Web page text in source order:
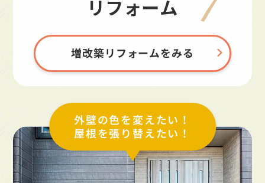
リフォーム
増改築リフォームをみる
外壁の色を変えたい！
屋根を張り替えたい！